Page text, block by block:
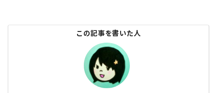
この記事を書いた人